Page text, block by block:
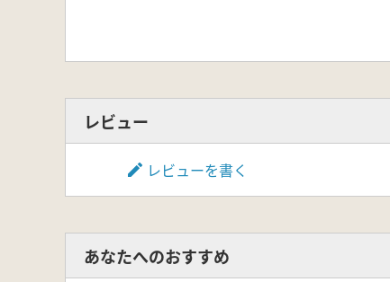
レビュー
レビューを書く
あなたへのおすすめ